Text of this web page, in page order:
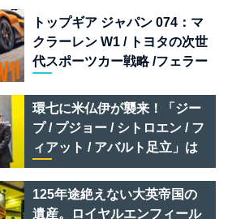
トップギア ジャパン 074：マ
クラーレン W1 / トヨタの次世
代スポーツカー戦略 /フェラー
リオ /ベントレー スーパース
ポーツ
環七に米仏伊が襲来！「ジー
プ / プジョー / シトロエン / フ
ィアット / アバルト足立」は
クルマのセレクトショップで
ある
125年途絶えない大英帝国の
遺産。ロイヤルエンフィール